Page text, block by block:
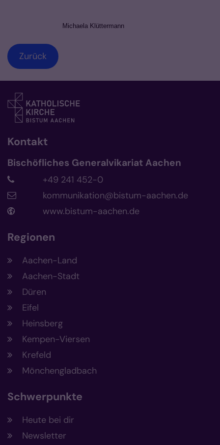
Michaela Klüttermann
Zurück
Kontakt
Bischöfliches Generalvikariat Aachen
+49 241 452-0
kommunikation@bistum-aachen.de
www.bistum-aachen.de
Regionen
Aachen-Land
Aachen-Stadt
Düren
Eifel
Heinsberg
Kempen-Viersen
Krefeld
Mönchengladbach
Schwerpunkte
Heute bei dir
Newsletter